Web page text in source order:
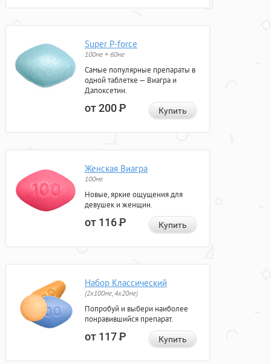
Super P-force
100мг + 60мг
Самые популярные препараты в
одной таблетке — Виагра и
Дапоксетин.
от 200Р Купить
Женская Виагра
100мг
Новые, яркие ощущения для
девушек и женщин.
от 116Р Купить
Набор Классический
(2x100мг, 4x20мг)
Попробуй и выбери наиболее
понравившийся препарат.
от 117Р Купить